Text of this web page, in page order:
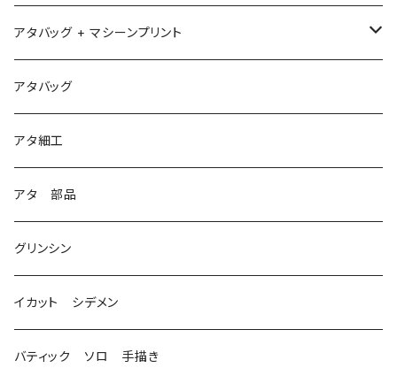
アタバッグ + マシーンプリント
1
2
3
アタバッグ
アタ細工
アタ 部品
グリンシン
イカット シデメン
バティック ソロ 手描き